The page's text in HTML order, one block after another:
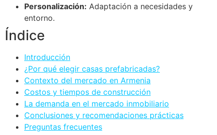
Personalización: Adaptación a necesidades y
entorno.
Índice
Introducción
¿Por qué elegir casas prefabricadas?
Contexto del mercado en Armenia
Costos y tiempos de construcción
La demanda en el mercado inmobiliario
Conclusiones y recomendaciones prácticas
Preguntas frecuentes